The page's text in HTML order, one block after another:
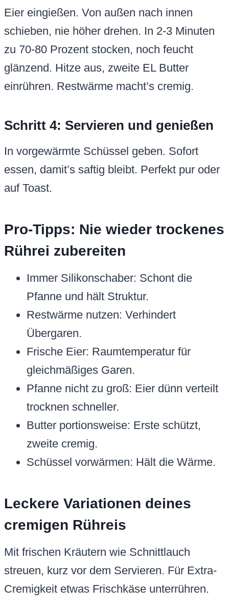
Eier eingießen. Von außen nach innen
schieben, nie höher drehen. In 2-3 Minuten
zu 70-80 Prozent stocken, noch feucht
glänzend. Hitze aus, zweite EL Butter
einrühren. Restwärme macht’s cremig.
Schritt 4: Servieren und genießen
In vorgewärmte Schüssel geben. Sofort
essen, damit’s saftig bleibt. Perfekt pur oder
auf Toast.
Pro-Tipps: Nie wieder trockenes
Rührei zubereiten
Immer Silikonschaber: Schont die
Pfanne und hält Struktur.
Restwärme nutzen: Verhindert
Übergaren.
Frische Eier: Raumtemperatur für
gleichmäßiges Garen.
Pfanne nicht zu groß: Eier dünn verteilt
trocknen schneller.
Butter portionsweise: Erste schützt,
zweite cremig.
Schüssel vorwärmen: Hält die Wärme.
Leckere Variationen deines
cremigen Rühreis
Mit frischen Kräutern wie Schnittlauch
streuen, kurz vor dem Servieren. Für Extra-
Cremigkeit etwas Frischkäse unterrühren.